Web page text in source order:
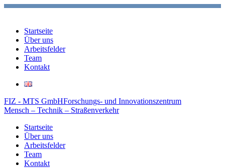
Startseite
Über uns
Arbeitsfelder
Team
Kontakt
FIZ - MTS GmbHForschungs- und Innovationszentrum
Mensch – Technik – Straßenverkehr
Startseite
Über uns
Arbeitsfelder
Team
Kontakt